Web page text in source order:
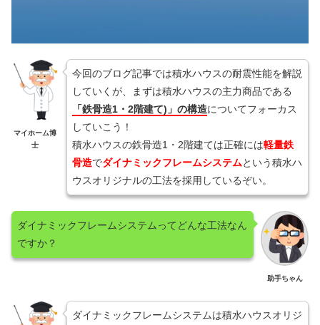
マイホーム博
士
今回のブログ記事では積水ハウスの耐震性能を解説
していくが、まずは積水ハウスの主力商品である
「鉄骨造1・2階建て)」の構造についてフォーカス
していこう！
積水ハウスの鉄骨造1・2階建ては正確には軽量鉄
骨造でダイナミックフレームシステムという積水ハ
ウスオリジナルの工法を採用しているぞい。
助手ちゃん
ダイナミックフレームシステムってどんな工法なん
ですか？
ダイナミックフレームシステムは積水ハウスオリジ